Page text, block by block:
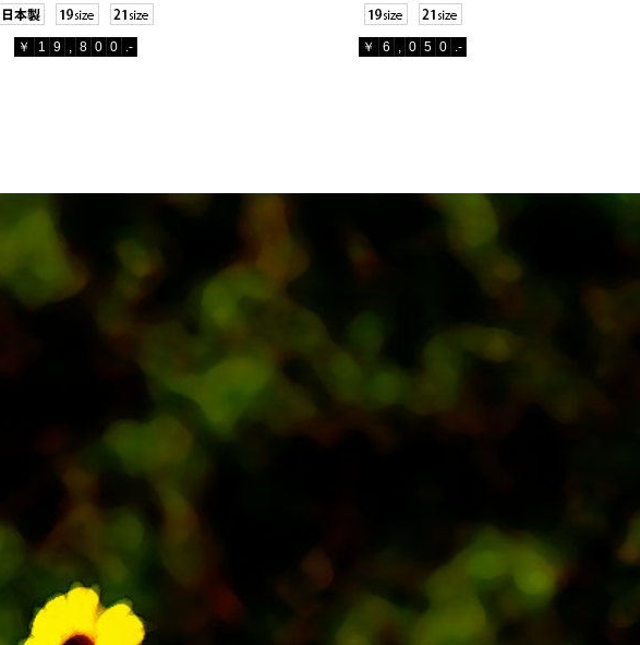
￥ 1 9 , 8 0 0 .- ￥ 6 , 0 5 0 .-